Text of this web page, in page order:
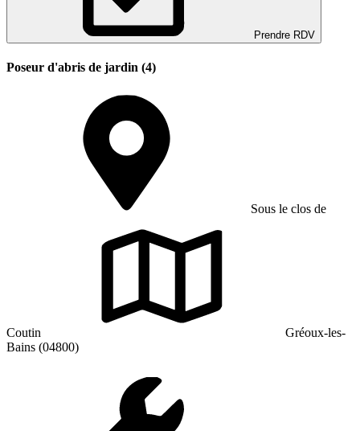
Prendre RDV
Poseur d'abris de jardin (4)
Sous le clos de
Coutin
Gréoux-les-
Bains (04800)